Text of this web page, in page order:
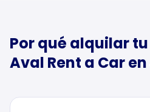
Por qué alquilar tu
Aval Rent a Car en